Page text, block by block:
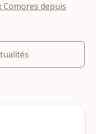
Comores depuis